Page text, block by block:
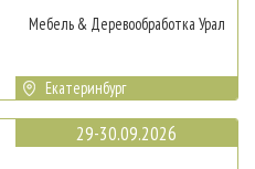
Мебель & Деревообработка Урал
Екатеринбург
29-30.09.2026